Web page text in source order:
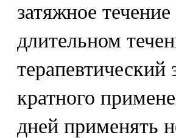
затяжное
длительном
терапевтический
кратного
дней применять